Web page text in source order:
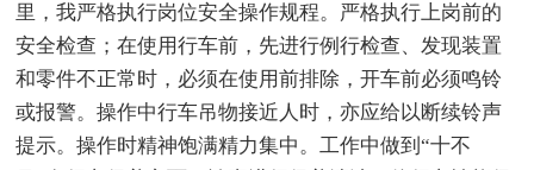
里，我严格执行岗位安全操作规程。严格执行上岗前的
安全检查；在使用行车前，先进行例行检查、发现装置
和零件不正常时，必须在使用前排除，开车前必须鸣铃
或报警。操作中行车吊物接近人时，亦应给以断续铃声
提示。操作时精神饱满精力集中。工作中做到“十不